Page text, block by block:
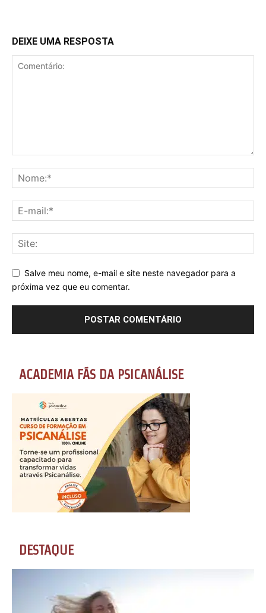
DEIXE UMA RESPOSTA
Salve meu nome, e-mail e site neste navegador para a
próxima vez que eu comentar.
ACADEMIA FÃS DA PSICANÁLISE
DESTAQUE